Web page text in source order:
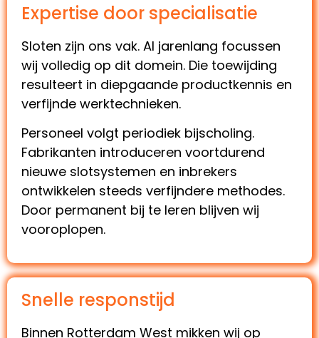
Expertise door specialisatie
Sloten zijn ons vak. Al jarenlang focussen
wij volledig op dit domein. Die toewijding
resulteert in diepgaande productkennis en
verfijnde werktechnieken.
Personeel volgt periodiek bijscholing.
Fabrikanten introduceren voortdurend
nieuwe slotsystemen en inbrekers
ontwikkelen steeds verfijndere methodes.
Door permanent bij te leren blijven wij
vooroplopen.
Snelle responstijd
Binnen Rotterdam West mikken wij op